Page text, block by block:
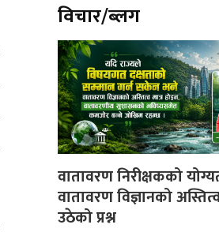
विचार/ब्लग
वातावरण निरीक्षकको
वातावरण विज्ञानको
उठेको प्रश्न